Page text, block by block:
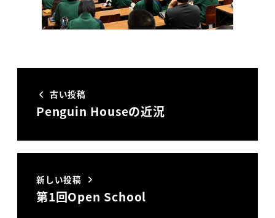
古い投稿
Penguin Houseの近況
新しい投稿
第1回Open School